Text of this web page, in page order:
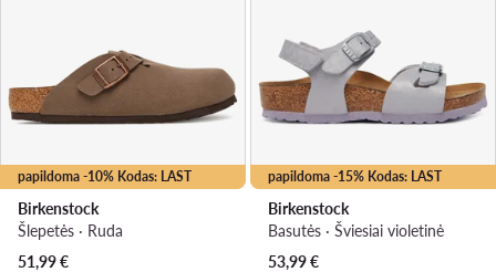
papildoma -10% Kodas: LAST
Birkenstock
Šlepetės · Ruda
51,99€
papildoma -15% Kodas: LAST
Birkenstock
Basutės · Šviesiai violetinė
53,99€